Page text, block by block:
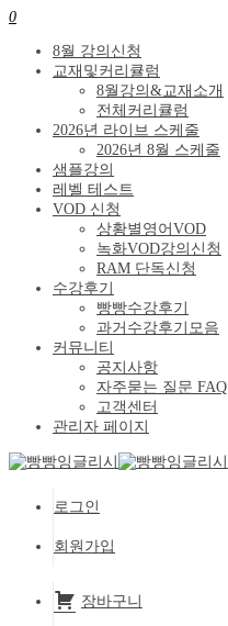
0
8월 강의신청
교재및커리큘럼
8월강의&교재소개
전체커리큘럼
2026년 라이브 스케줄
2026년 8월 스케줄
샘플강의
레벨 테스트
VOD 신청
상황별영어VOD
녹화VOD강의신청
RAM 단독신청
수강후기
빵빵수강후기
과거수강후기모음
커뮤니티
공지사항
자주묻는 질문 FAQ
고객센터
관리자 페이지
로그인
회원가입
장바구니